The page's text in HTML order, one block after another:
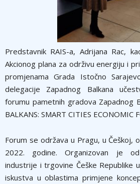
Predstavnik RAIS-a, Adrijana Rac,
Akcionog plana za održivu energiju i
promjenama Grada Istočno
delegacije Zapadnog Balkana
forumu pametnih gradova Zapadnog
BALKANS: SMART CITIES ECONOMIC
Forum se održava u Pragu, u Češkoj,
2022. godine. Organizovan je
industrije i trgovine Češke Republike
iskustva u oblastima primjene